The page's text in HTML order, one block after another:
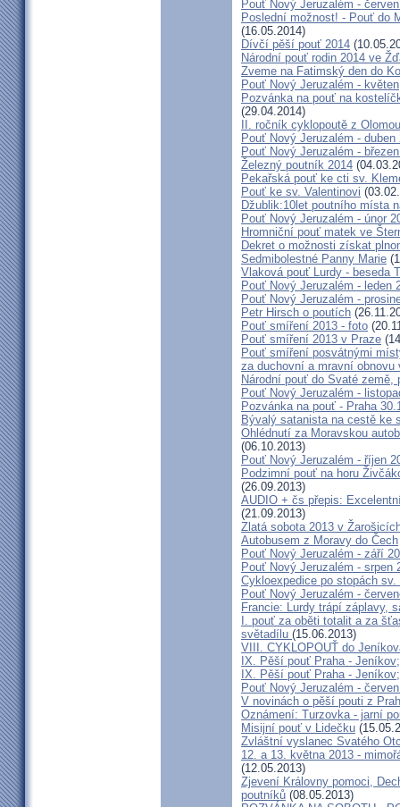
Pouť Nový Jeruzalém -
Poslední možnost! - Pouť do
(16.05.2014)
Dívčí pěší pouť 2014
Národní pouť rodin 2014 ve
Zveme na Fatimský den do
Pouť Nový Jeruzalém - květen
Pozvánka na pouť na
(29.04.2014)
II. ročník cyklopoutě z
Pouť Nový Jeruzalém - duben
Pouť Nový Jeruzalém -
Železný poutník 2014
Pekařská pouť ke cti sv.
Pouť ke sv. Valentinovi
Džublik:10let poutního místa
Pouť Nový Jeruzalém - únor
Hromniční pouť matek ve
Dekret o možnosti získat
Sedmibolestné Panny Marie
Vlaková pouť Lurdy - beseda
Pouť Nový Jeruzalém - leden
Pouť Nový Jeruzalém -
Petr Hirsch o poutích
Pouť smíření 2013 - foto
Pouť smíření 2013 v Praze
Pouť smíření posvátnými
za duchovní a mravní obnovu
Národní pouť do Svaté země,
Pouť Nový Jeruzalém -
Pozvánka na pouť - Praha
Bývalý satanista na cestě ke
Ohlédnutí za Moravskou
(06.10.2013)
Pouť Nový Jeruzalém - říjen
Podzimní pouť na horu
(26.09.2013)
AUDIO + čs přepis:
(21.09.2013)
Zlatá sobota 2013 v
Autobusem z Moravy do Čech
Pouť Nový Jeruzalém - září
Pouť Nový Jeruzalém - srpen
Cykloexpedice po stopách
Pouť Nový Jeruzalém -
Francie: Lurdy trápí záplavy,
I. pouť za oběti totalit a za
světadílu (15.06.2013)
VIII. CYKLOPOUŤ do
IX. Pěší pouť Praha -
IX. Pěší pouť Praha -
Pouť Nový Jeruzalém -
V novinách o pěší pouti z
Oznámení: Turzovka - jarní
Misijní pouť v Lidečku
Zvláštní vyslanec Svatého
12. a 13. května 2013 -
(12.05.2013)
Zjevení Královny pomoci,
poutníků (08.05.2013)